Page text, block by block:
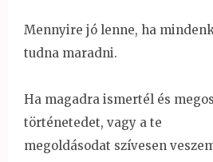
Mennyire jó lenne, ha
tudna maradni.
Ha magadra ismertél és
történetedet, vagy a te
megoldásodat szívesen